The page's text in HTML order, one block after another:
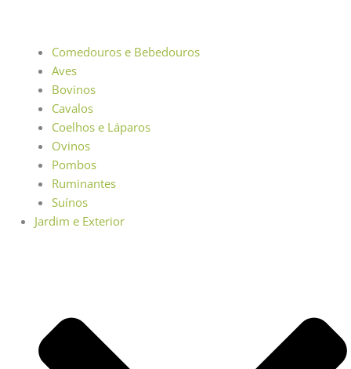
Comedouros e Bebedouros
Aves
Bovinos
Cavalos
Coelhos e Láparos
Ovinos
Pombos
Ruminantes
Suínos
Jardim e Exterior